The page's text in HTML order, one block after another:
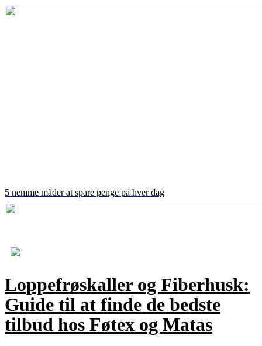
5 nemme måder at spare penge på hver dag
Loppefrøskaller og Fiberhusk:
Guide til at finde de bedste
tilbud hos Føtex og Matas